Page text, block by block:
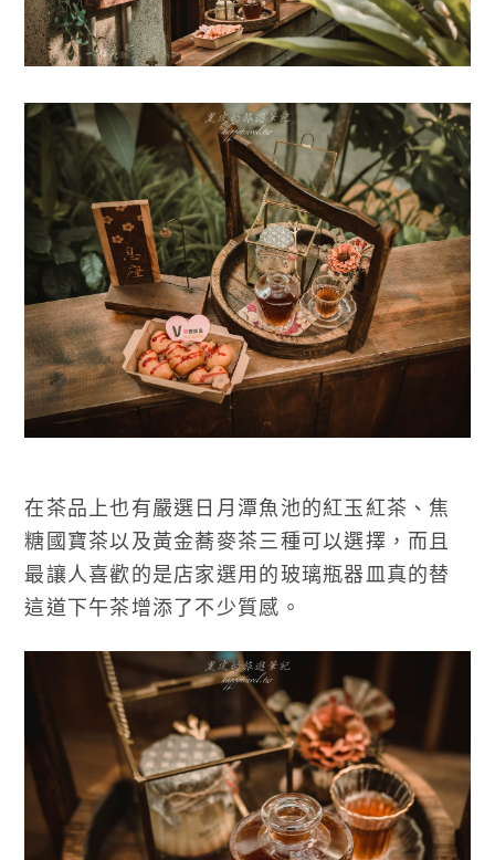
在茶品上也有嚴選日月潭魚池的紅玉紅茶、焦
糖國寶茶以及黃金蕎麥茶三種可以選擇，而且
最讓人喜歡的是店家選用的玻璃瓶器皿真的替
這道下午茶增添了不少質感。